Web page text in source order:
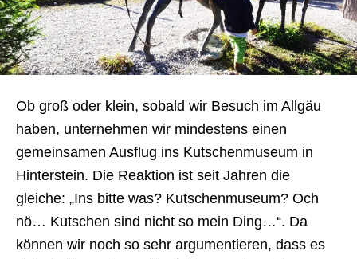
Ob groß oder klein, sobald wir Besuch im Allgäu
haben, unternehmen wir mindestens einen
gemeinsamen Ausflug ins Kutschenmuseum in
Hinterstein. Die Reaktion ist seit Jahren die
gleiche: „Ins bitte was? Kutschenmuseum? Och
nö… Kutschen sind nicht so mein Ding…“. Da
können wir noch so sehr argumentieren, dass es